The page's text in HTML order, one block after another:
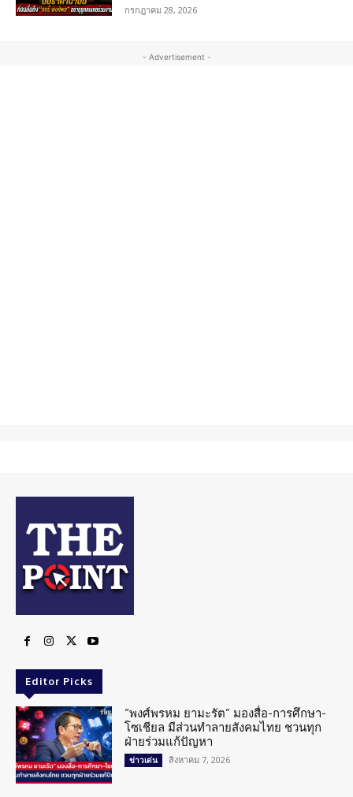
กรกฎาคม 28, 2026
- Advertisement -
Editor Picks
“พงศ์พรหม ยามะรัต” มองสื่อ-การศึกษา-
โซเชียล มีส่วนทำลายสังคมไทย ชวนทุก
ฝ่ายร่วมแก้ปัญหา
ข่าวเด่น สิงหาคม 7, 2026